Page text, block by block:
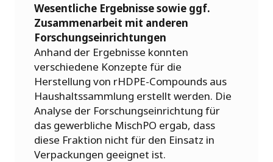
Wesentliche Ergebnisse sowie ggf.
Zusammenarbeit mit anderen
Forschungseinrichtungen
Anhand der Ergebnisse konnten
verschiedene Konzepte für die
Herstellung von rHDPE-Compounds aus
Haushaltssammlung erstellt werden. Die
Analyse der Forschungseinrichtung für
das gewerbliche MischPO ergab, dass
diese Fraktion nicht für den Einsatz in
Verpackungen geeignet ist.